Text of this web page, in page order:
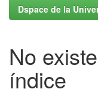
Dspace de la
No
índice